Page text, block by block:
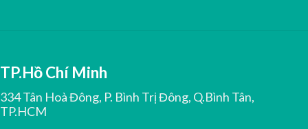
TP.Hồ Chí Minh
334 Tân Hoà Đông, P. Bình Trị Đông, Q.Bình Tân,
TP.HCM